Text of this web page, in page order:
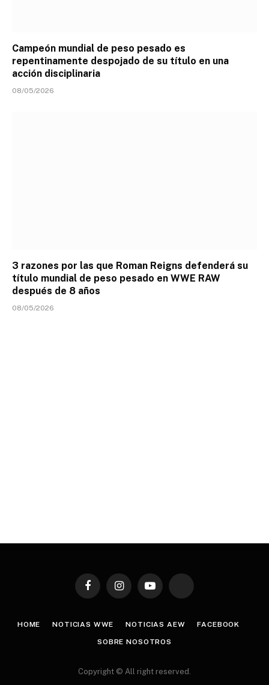
Campeón mundial de peso pesado es
repentinamente despojado de su título en una
acción disciplinaria
08/05/2026
3 razones por las que Roman Reigns defenderá su
título mundial de peso pesado en WWE RAW
después de 8 años
08/05/2026
FacebookInstagramYouTube TikTok
HOME NOTICIAS WWE NOTICIAS AEW FACEBOOK
SOBRE NOSOTROS
Copyright © All right reserved.